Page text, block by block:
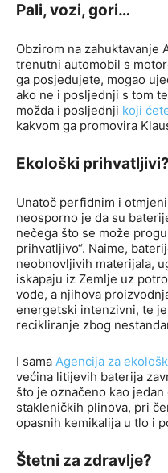
Pali, vozi, gori…
Obzirom na zahuktavanje
trenutni automobil s
ga posjedujete, mogao
ako ne i posljednji s tom
možda i posljednji koji
kakvom ga promovira
Ekološki prihvatljivi?
Unatoč perfidnim i
neosporno je da su
nečega što se može
prihvatljivo“. Naime,
neobnovljivih materijala,
iskapaju iz Zemlje uz
vode, a njihova
energetski intenzivni, te
recikliranje zbog
I sama Agencija za
većina litijevih baterija
što je označeno kao
stakleničkih plinova, pri
opasnih kemikalija u tlo i
Štetni za zdravlje?